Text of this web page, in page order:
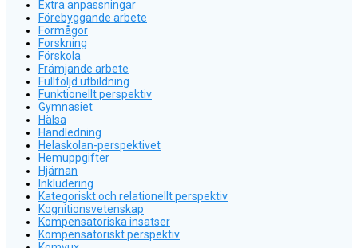
Extra anpassningar
Förebyggande arbete
Förmågor
Forskning
Förskola
Främjande arbete
Fullföljd utbildning
Funktionellt perspektiv
Gymnasiet
Hälsa
Handledning
Helaskolan-perspektivet
Hemuppgifter
Hjärnan
Inkludering
Kategoriskt och relationellt perspektiv
Kognitionsvetenskap
Kompensatoriska insatser
Kompensatoriskt perspektiv